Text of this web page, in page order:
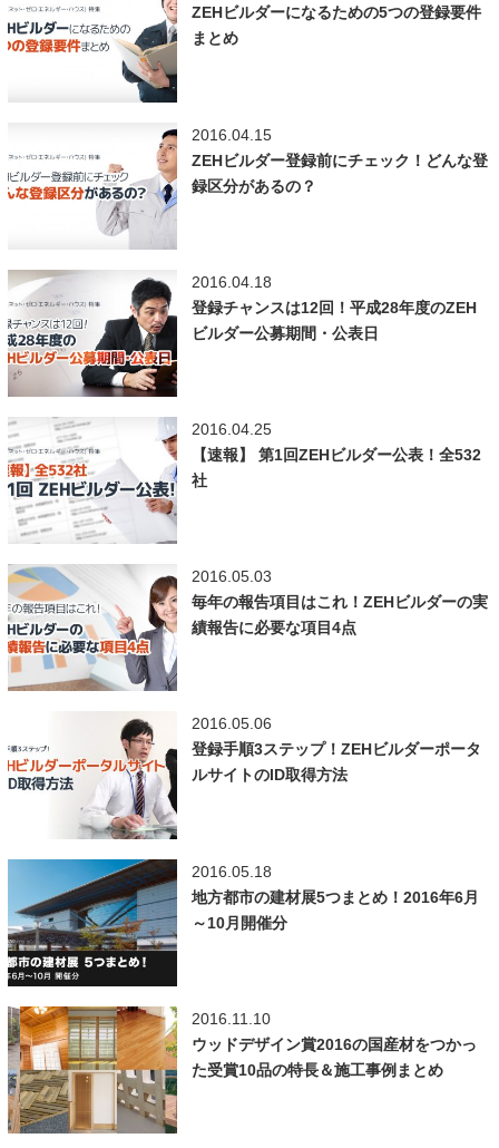
ZEHビルダーになるための5つの登録要件
まとめ
2016.04.15
ZEHビルダー登録前にチェック！どんな登
録区分があるの？
2016.04.18
登録チャンスは12回！平成28年度のZEH
ビルダー公募期間・公表日
2016.04.25
【速報】 第1回ZEHビルダー公表！全532
社
2016.05.03
毎年の報告項目はこれ！ZEHビルダーの実
績報告に必要な項目4点
2016.05.06
登録手順3ステップ！ZEHビルダーポータ
ルサイトのID取得方法
2016.05.18
地方都市の建材展5つまとめ！2016年6月
～10月開催分
2016.11.10
ウッドデザイン賞2016の国産材をつかっ
た受賞10品の特長＆施工事例まとめ